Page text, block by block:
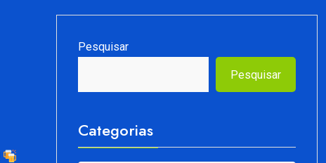
Pesquisar
Pesquisar
Categorias